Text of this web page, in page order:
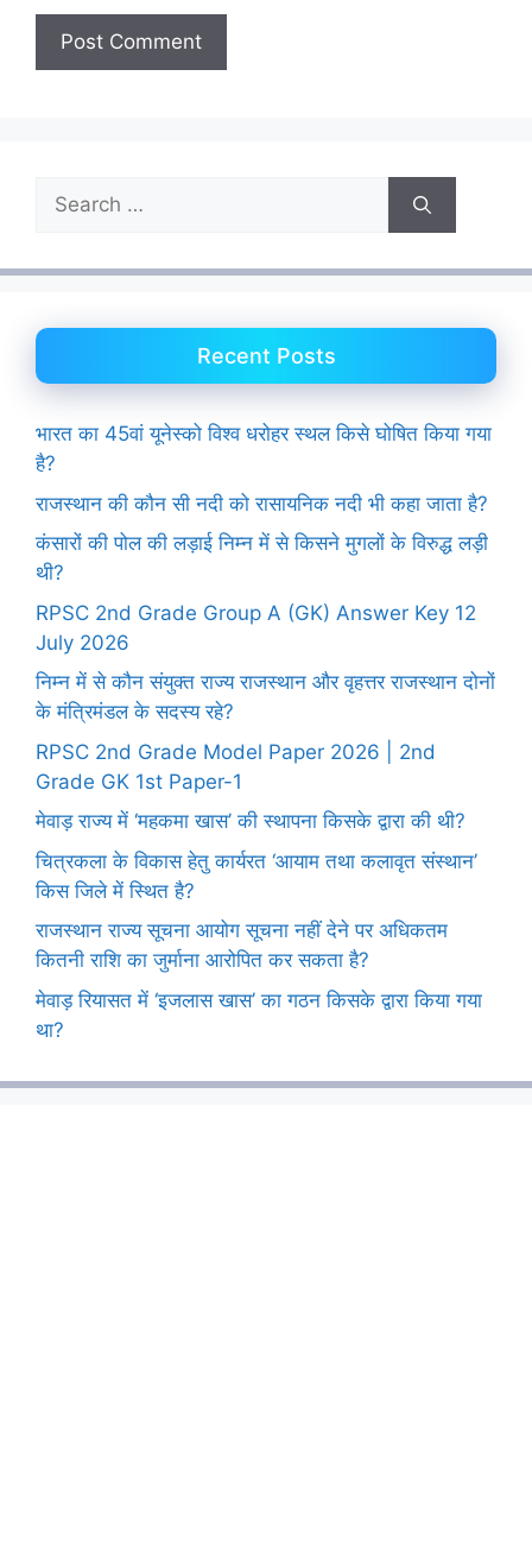
Search
for:
Recent Posts
भारत का 45वां यूनेस्को विश्व धरोहर स्थल किसे घोषित किया गया
है?
राजस्थान की कौन सी नदी को रासायनिक नदी भी कहा जाता है?
कंसारों की पोल की लड़ाई निम्न में से किसने मुगलों के विरुद्ध लड़ी
थी?
RPSC 2nd Grade Group A (GK) Answer Key 12
July 2026
निम्न में से कौन संयुक्त राज्य राजस्थान और वृहत्तर राजस्थान दोनों
के मंत्रिमंडल के सदस्य रहे?
RPSC 2nd Grade Model Paper 2026 | 2nd
Grade GK 1st Paper-1
मेवाड़ राज्य में ‘महकमा खास’ की स्थापना किसके द्वारा की थी?
चित्रकला के विकास हेतु कार्यरत ‘आयाम तथा कलावृत संस्थान’
किस जिले में स्थित है?
राजस्थान राज्य सूचना आयोग सूचना नहीं देने पर अधिकतम
कितनी राशि का जुर्माना आरोपित कर सकता है?
मेवाड़ रियासत में ‘इजलास खास’ का गठन किसके द्वारा किया गया
था?